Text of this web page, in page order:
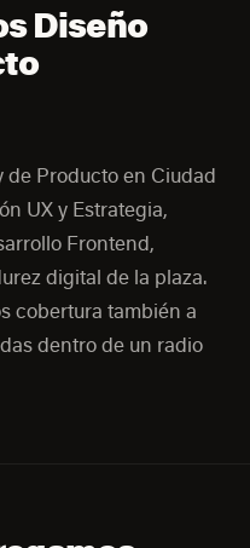
Diseño
de Producto en Ciudad
UX y Estrategia,
Frontend,
digital de la plaza.
cobertura también a
dentro de un radio